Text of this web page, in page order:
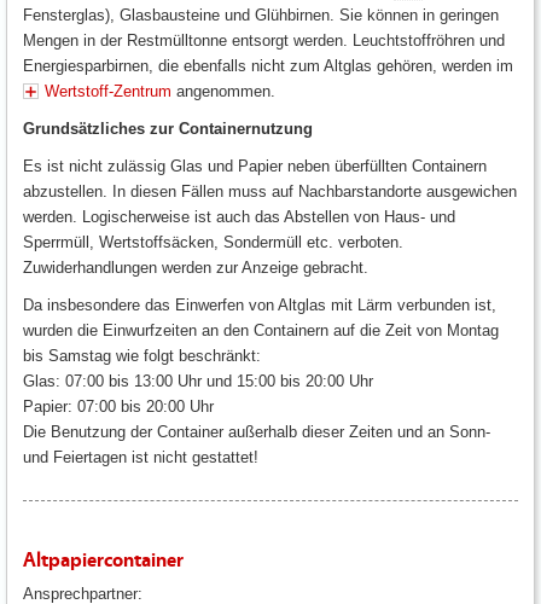
Fensterglas), Glasbausteine und Glühbirnen. Sie können in geringen
Mengen in der Restmülltonne entsorgt werden. Leuchtstoffröhren und
Energiesparbirnen, die ebenfalls nicht zum Altglas gehören, werden im
Wertstoff-Zentrum angenommen.
Grundsätzliches zur Containernutzung
Es ist nicht zulässig Glas und Papier neben überfüllten Containern
abzustellen. In diesen Fällen muss auf Nachbarstandorte ausgewichen
werden. Logischerweise ist auch das Abstellen von Haus- und
Sperrmüll, Wertstoffsäcken, Sondermüll etc. verboten.
Zuwiderhandlungen werden zur Anzeige gebracht.
Da insbesondere das Einwerfen von Altglas mit Lärm verbunden ist,
wurden die Einwurfzeiten an den Containern auf die Zeit von Montag
bis Samstag wie folgt beschränkt:
Glas: 07:00 bis 13:00 Uhr und 15:00 bis 20:00 Uhr
Papier: 07:00 bis 20:00 Uhr
Die Benutzung der Container außerhalb dieser Zeiten und an Sonn-
und Feiertagen ist nicht gestattet!
Altpapiercontainer
Ansprechpartner: